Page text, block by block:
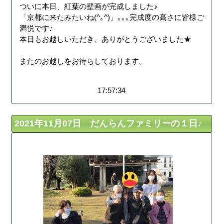
ついに本日、紅葉の壁画が完成しました♪
「京都に来たみたいね(^｡^)」｡｡｡完成度の高さに皆様ご
満悦です♪
本日もお越しいただき、ありがとうございました★
またのお越しをお待ちしております。
17:57:34
2021年11月07日 だんらんファミリーの１日♪